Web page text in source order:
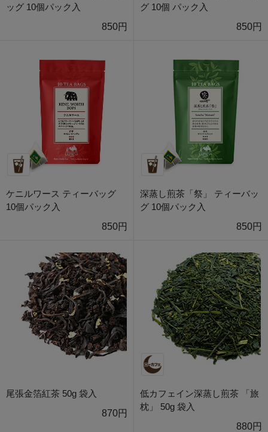
ッグ 10個パック入
850円
グ 10個 パック入
850円
ケニルワース ティーバッグ
10個パック入
850円
深蒸し煎茶「祭」 ティーバッ
グ 10個パック入
850円
尾張金箔紅茶 50g 袋入
870円
低カフェイン深蒸し煎茶 「旅
枕」 50g 袋入
880円